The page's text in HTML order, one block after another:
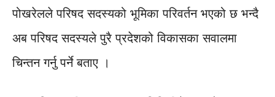
पोखरेलले परिषद सदस्यको भूमिका परिवर्तन भएको छ भन्दै
अब परिषद सदस्यले पुरै प्रदेशको विकासका सवालमा
चिन्तन गर्नु पर्ने बताए ।